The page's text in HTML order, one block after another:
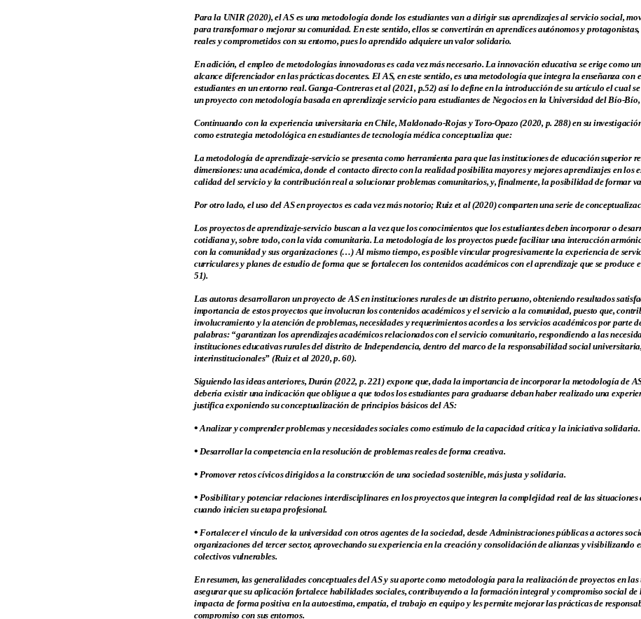
Para la UNIR (2020), el AS es una metodología donde los estudiantes van a dirigir sus aprendizajes al servicio social,
para transformar o mejorar su comunidad. En este sentido, ellos se convertirán en aprendices autónomos y
reales y comprometidos con su entorno, pues lo aprendido adquiere un valor solidario.
En adición, el empleo de metodologías innovadoras es cada vez más necesario. La innovación educativa se erige como
alcance diferenciador en las prácticas docentes. El AS, en este sentido, es una metodología que integra la enseñanza
estudiantes en un entorno real. Ganga-Contreras et al (2021, p.52) así lo define en la introducción de su artículo el cual
un proyecto con metodología basada en aprendizaje servicio para estudiantes de Negocios en la Universidad del Bío-
Continuando con la experiencia universitaria en Chile, Maldonado-Rojas y Toro-Opazo (2020, p. 288) en su
como estrategia metodológica en estudiantes de tecnología médica conceptualiza que:
La metodología de aprendizaje-servicio se presenta como herramienta para que las instituciones de educación superior
dimensiones: una académica, donde el contacto directo con la realidad posibilita mayores y mejores aprendizajes en los
calidad del servicio y la contribución real a solucionar problemas comunitarios, y, finalmente, la posibilidad de formar
Por otro lado, el uso del AS en proyectos es cada vez más notorio; Ruiz et al (2020) comparten una serie de
Los proyectos de aprendizaje-servicio buscan a la vez que los conocimientos que los estudiantes deben incorporar o
cotidiana y, sobre todo, con la vida comunitaria. La metodología de los proyectos puede facilitar una interacción
con la comunidad y sus organizaciones (…) Al mismo tiempo, es posible vincular progresivamente la experiencia de
curriculares y planes de estudio de forma que se fortalecen los contenidos académicos con el aprendizaje que se produce
51).
Las autoras desarrollaron un proyecto de AS en instituciones rurales de un distrito peruano, obteniendo resultados
importancia de estos proyectos que involucran los contenidos académicos y el servicio a la comunidad, puesto que,
involucramiento y la atención de problemas, necesidades y requerimientos acordes a los servicios académicos por parte
palabras: “garantizan los aprendizajes académicos relacionados con el servicio comunitario, respondiendo a las
instituciones educativas rurales del distrito de Independencia, dentro del marco de la responsabilidad social
interinstitucionales” (Ruiz et al 2020, p. 60).
Siguiendo las ideas anteriores, Durán (2022, p. 221) expone que, dada la importancia de incorporar la metodología de
debería existir una indicación que obligue a que todos los estudiantes para graduarse deban haber realizado una
justifica exponiendo su conceptualización de principios básicos del AS:
• Analizar y comprender problemas y necesidades sociales como estímulo de la capacidad crítica y la iniciativa solidaria.
• Desarrollar la competencia en la resolución de problemas reales de forma creativa.
• Promover retos cívicos dirigidos a la construcción de una sociedad sostenible, más justa y solidaria.
• Posibilitar y potenciar relaciones interdisciplinares en los proyectos que integren la complejidad real de las situaciones
cuando inicien su etapa profesional.
• Fortalecer el vínculo de la universidad con otros agentes de la sociedad, desde Administraciones públicas a actores
organizaciones del tercer sector, aprovechando su experiencia en la creación y consolidación de alianzas y visibilizando
colectivos vulnerables.
En resumen, las generalidades conceptuales del AS y su aporte como metodología para la realización de proyectos en
asegurar que su aplicación fortalece habilidades sociales, contribuyendo a la formación integral y compromiso social de
impacta de forma positiva en la autoestima, empatía, el trabajo en equipo y les permite mejorar las prácticas de
compromiso con sus entornos.